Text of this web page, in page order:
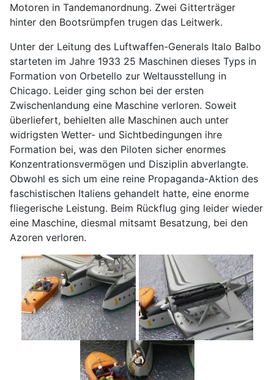
Motoren in Tandemanordnung. Zwei Gitterträger
hinter den Bootsrümpfen trugen das Leitwerk.
Unter der Leitung des Luftwaffen-Generals Italo Balbo
starteten im Jahre 1933 25 Maschinen dieses Typs in
Formation von Orbetello zur Weltausstellung in
Chicago. Leider ging schon bei der ersten
Zwischenlandung eine Maschine verloren. Soweit
überliefert, behielten alle Maschinen auch unter
widrigsten Wetter- und Sichtbedingungen ihre
Formation bei, was den Piloten sicher enormes
Konzentrationsvermögen und Disziplin abverlangte.
Obwohl es sich um eine reine Propaganda-Aktion des
faschistischen Italiens gehandelt hatte, eine enorme
fliegerische Leistung. Beim Rückflug ging leider wieder
eine Maschine, diesmal mitsamt Besatzung, bei den
Azoren verloren.